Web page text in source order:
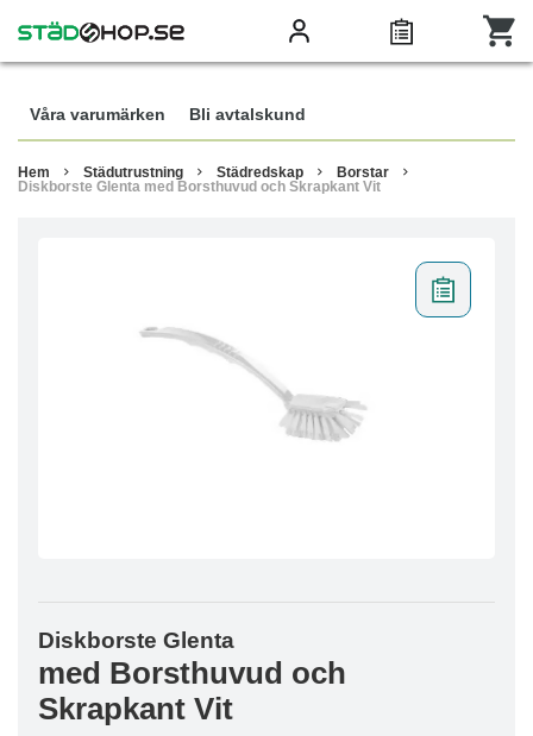
Våra varumärken Bli avtalskund
Hem Städutrustning Städredskap
Borstar
Diskborste Glenta med Borsthuvud och Skrapkant Vit
Diskborste Glenta
med Borsthuvud och
Skrapkant Vit